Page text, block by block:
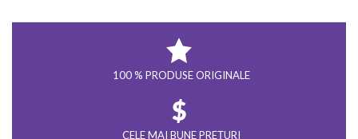
100 % PRODUSE ORIGINALE
CELE MAI BUNE PREȚURI